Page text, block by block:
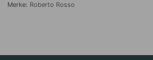
Merke: Roberto Rosso